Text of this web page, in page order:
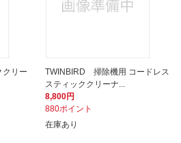
リー
TWINBIRD 掃除機用 コードレス
スティッククリーナ...
8,800円
880ポイント
在庫あり